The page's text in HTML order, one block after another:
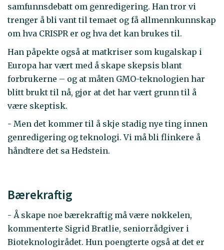
samfunnsdebatt om genredigering. Han tror vi
trenger å bli vant til temaet og få allmennkunnskap
om hva CRISPR er og hva det kan brukes til.
Han påpekte også at matkriser som kugalskap i
Europa har vært med å skape skepsis blant
forbrukerne – og at måten GMO-teknologien har
blitt brukt til nå, gjør at det har vært grunn til å
være skeptisk.
- Men det kommer til å skje stadig nye ting innen
genredigering og teknologi. Vi må bli flinkere å
håndtere det sa Hedstein.
Bærekraftig
- Å skape noe bærekraftig må være nøkkelen,
kommenterte Sigrid Bratlie, seniorrådgiver i
Bioteknologirådet. Hun poengterte også at det er